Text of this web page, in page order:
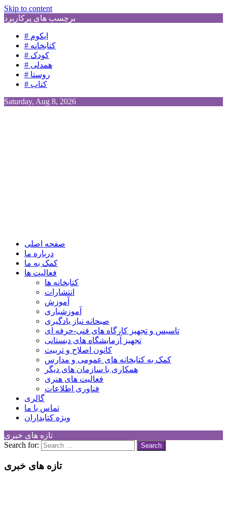
Skip to content
برچسب های پرکاربرد
# ایکوم
# کتابخانه
# کودک
# همدلی
# روستا
# کتاب
Saturday, Aug 8, 2026
Children Cultural Development Center
صفحه اصلی
درباره ما
کمک به ما
فعالیت ها
کتابخانه ها
انتشارات
آموزش
آموزشیاری
صبحانه نیاز یادگیری
تاسیس و تجهیز کارگاه های فنی-حرفه ای
تجهیز آزمایشگاه های دبستانی
کانون اصلاح و تربیت
کمک به کتابخانه های عمومی و مدارس
همکاری با سازمان های دیگر
فعالیت های هنری
فناوری اطلاعات
گالری
تماس با ما
ویژه کتابداران
تازه های خبری
Search for:
تازه های خبری